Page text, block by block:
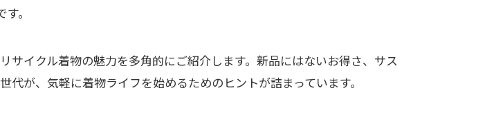
。
イクル着物の魅力を多角的にご紹介します。新品にはないお得さ、サス
が、気軽に着物ライフを始めるためのヒントが詰まっています。